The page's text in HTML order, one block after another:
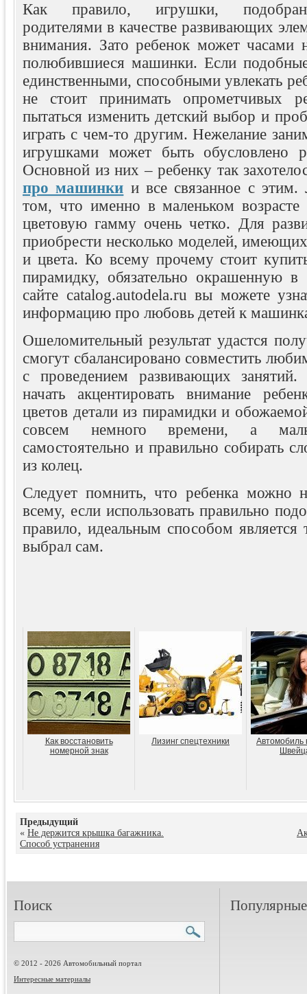
Как правило, игрушки,
родителями в качестве развивающих
внимания. Зато ребенок может часами
полюбившиеся машинки. Если
единственными, способными увлекать
не стоит принимать опрометчивых
пытаться изменить детский выбор и
играть с чем-то другим. Нежелание
игрушками может быть обусловлено
Основной из них – ребенку так
про машинки и все связанное с
том, что именно в маленьком
цветовую гамму очень четко. Для
приобрести несколько моделей,
и цвета. Ко всему прочему стоит
пирамидку, обязательно окрашенную
сайте catalog.autodela.ru вы можете
информацию про любовь детей к
Ошеломительный результат удастся
смогут сбалансировано совместить
с проведением развивающих
начать акцентировать внимание
цветов детали из пирамидки и
совсем немного времени, а
самостоятельно и правильно собирать
из колец.
Следует помнить, что ребенка можно
всему, если использовать правильно
правило, идеальным способом
выбрал сам.
Как восстановить
номерной знак
Лизинг спецтехники
Автомобиль
Предыдущий
« Не держится крышка багажника.
Способ устранения
Поиск
© 2012 - 2026 Автомобильный портал
Интересные материалы
Популярные